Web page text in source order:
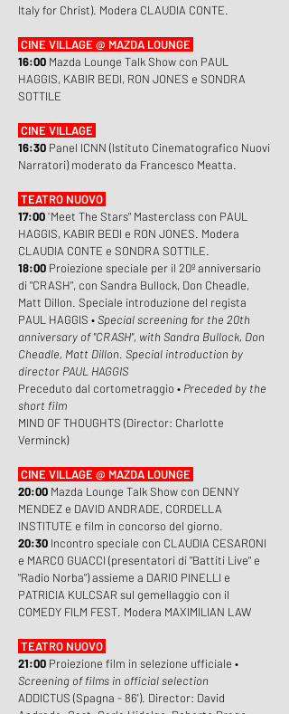
Italy for Christ). Modera CLAUDIA CONTE.
CINE VILLAGE @ MAZDA LOUNGE
16:00 Mazda Lounge Talk Show con PAUL
HAGGIS, KABIR BEDI, RON JONES e SONDRA
SOTTILE
CINE VILLAGE
16:30 Panel ICNN (Istituto Cinematografico Nuovi
Narratori) moderato da Francesco Meatta.
TEATRO NUOVO
17:00"Meet The Stars" Masterclass con PAUL
HAGGIS, KABIR BEDI e RON JONES. Modera
CLAUDIA CONTE e SONDRA SOTTILE.
18:00 Proiezione speciale per il 20º anniversario
di "CRASH", con Sandra Bullock, Don Cheadle,
Matt Dillon. Speciale introduzione del regista
PAUL HAGGIS •Special screening for the 20th
anniversary of "CRASH", with Sandra Bullock, Don
Cheadle, Matt Dillon. Special introduction by
director PAUL HAGGIS
Preceduto dal cortometraggio • Preceded by the
short film
MIND OF THOUGHTS (Director: Charlotte
Verminck)
CINE VILLAGE @ MAZDA LOUNGE
20:00 Mazda Lounge Talk Show con DENNY
MENDEZ e DAVID ANDRADE, CORDELLA
INSTITUTE e film in concorso del giorno.
20:30 Incontro speciale con CLAUDIA CESARONI
e MARCO GUACCI (presentatori di "Battiti Live" e
"Radio Norba") assieme a DARIO PINELLI e
PATRICIA KULCSAR sul gemellaggio con il
COMEDY FILM FEST. Modera MAXIMILIAN LAW
TEATRO NUOVO
21:00 Proiezione film in selezione ufficiale •
Screening of films in official selection
ADDICTUS (Spagna - 86'). Director: David